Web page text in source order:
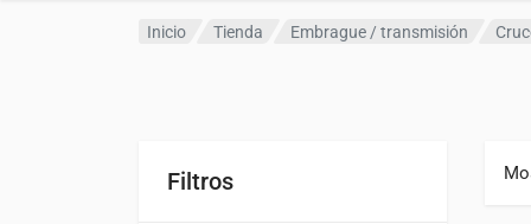
Inicio Tienda Embrague / transmisión
Filtros